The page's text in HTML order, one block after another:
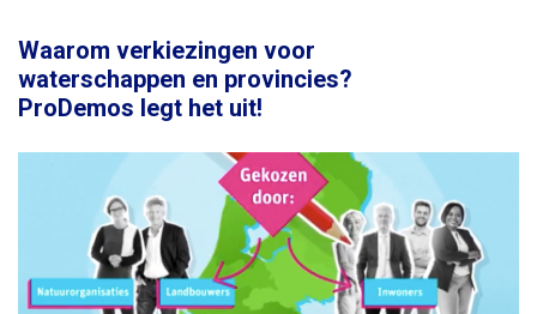
Waarom verkiezingen voor
waterschappen en provincies?
ProDemos legt het uit!